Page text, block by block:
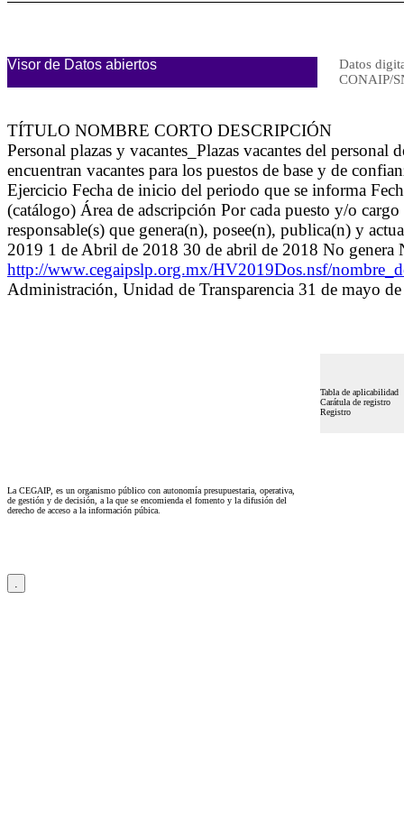
Visor de Datos abiertos
Datos
CONAIP/
TÍTULO NOMBRE CORTO DESCRIPCIÓN
Personal plazas y vacantes_Plazas vacantes del
encuentran vacantes para los puestos de base y de
Ejercicio Fecha de inicio del periodo que se informa
(catálogo) Área de adscripción Por cada puesto y/o
responsable(s) que genera(n), posee(n), publica(n) y
2019 1 de Abril de 2018 30 de abril de 2018 No genera
http://www.cegaipslp.org.mx/HV2019Dos.nsf/
Administración, Unidad de Transparencia 31 de mayo
Tabla de aplicabilidad
Carátula de registro
Registro
La CEGAIP, es un organismo público con autonomía presupuestaria, operativa,
de gestión y de decisión, a la que se encomienda el fomento y la difusión del
derecho de acceso a la información púbica.